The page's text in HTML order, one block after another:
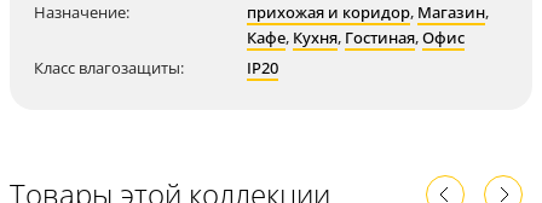
Назначение:
прихожая и коридор, Магазин,
Кафе, Кухня, Гостиная,Офис
Класс влагозащиты:
IP20
Товары этой коллекции